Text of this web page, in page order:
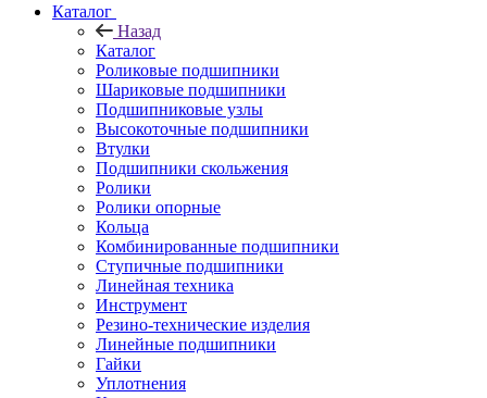
Каталог
Назад
Каталог
Роликовые подшипники
Шариковые подшипники
Подшипниковые узлы
Высокоточные подшипники
Втулки
Подшипники скольжения
Ролики
Ролики опорные
Кольца
Комбинированные подшипники
Ступичные подшипники
Линейная техника
Инструмент
Резино-технические изделия
Линейные подшипники
Гайки
Уплотнения